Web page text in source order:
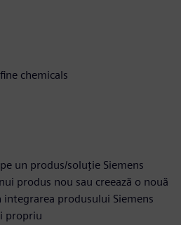
chemicals
un produs/soluție Siemens
produs nou sau creează o nouă
produsului Siemens
propriu